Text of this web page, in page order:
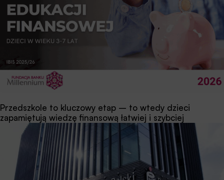
Przedszkole to kluczowy etap – to wtedy dzieci
zapamiętują wiedzę finansową łatwiej i szybciej